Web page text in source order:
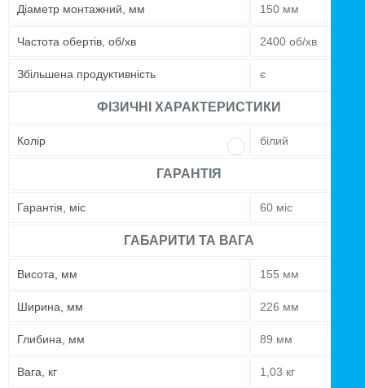
Діаметр монтажний, мм 150 мм
Частота обертів, об/хв 2400 об/хв
Збільшена продуктивність є
ФІЗИЧНІ ХАРАКТЕРИСТИКИ
Колір білий
ГАРАНТІЯ
Гарантія, міс 60 міс
ГАБАРИТИ ТА ВАГА
Висота, мм 155 мм
Ширина, мм 226 мм
Глибина, мм 89 мм
Вага, кг 1,03 кг